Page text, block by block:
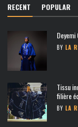
RECENT POPULAR
BY LA
Tissu
filière
BY LA